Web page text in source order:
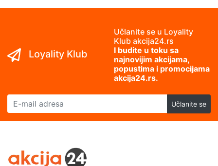
Loyality Klub
Učlanite se u Loyality
Klub akcija24.rs
I budite u toku sa
najnovijim akcijama,
popustima i promocijama
akcija24.rs.
E-mail adresa
Učlanite se